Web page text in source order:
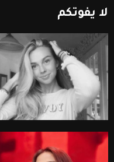
لا يفوتكم